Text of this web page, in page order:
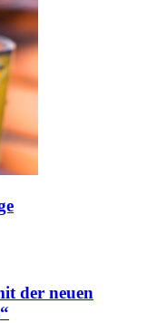
der neuen